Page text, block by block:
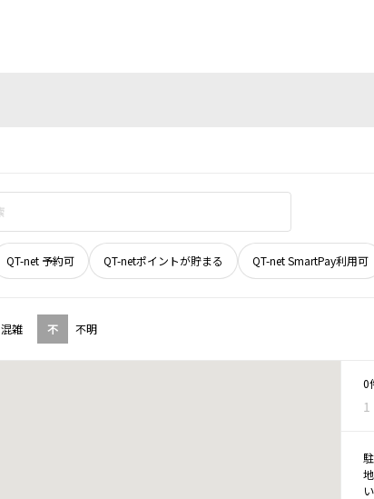
QT-net 予約可 QT-netポイントが貯まる QT-net SmartPay利用可
混雑 不 不明
0
1
い